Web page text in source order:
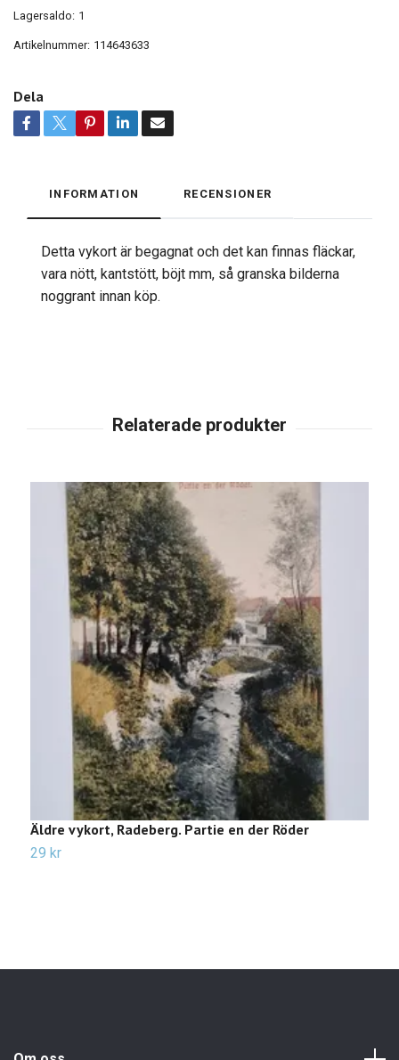
Lagersaldo: 1
Artikelnummer: 114643633
Dela
INFORMATION RECENSIONER
Detta vykort är begagnat och det kan finnas fläckar,
vara nött, kantstött, böjt mm, så granska bilderna
noggrant innan köp.
Äldre vykort, Radeberg. Partie en der Röder
29 kr